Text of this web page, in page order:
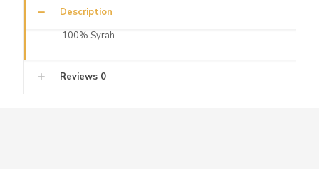
Description
100% Syrah
Reviews 0